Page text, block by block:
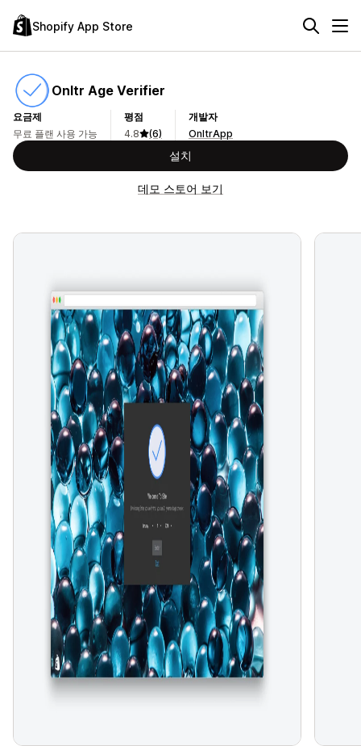
Shopify App Store
Onltr Age Verifier
요금제
무료 플랜 사용 가능
평점
4.8
(6)
개발자
OnltrApp
설치
데모 스토어 보기